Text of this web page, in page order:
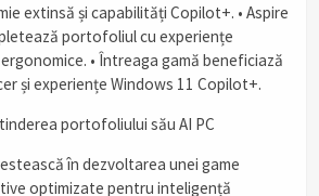
extinsă și capabilități Copilot+. • Aspire
portofoliul cu experiențe
• Întreaga gamă beneficiază
și experiențe Windows 11 Copilot+.
portofoliului său AI PC
în dezvoltarea unei game
optimizate pentru inteligență